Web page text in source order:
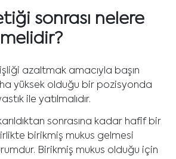
sonrası nelere
azaltmak amacıyla başın
yüksek olduğu bir pozisyonda
ile yatılmalıdır.
sonrasına kadar hafif bir
birikmiş mukus gelmesi
Birikmiş mukus olduğu için